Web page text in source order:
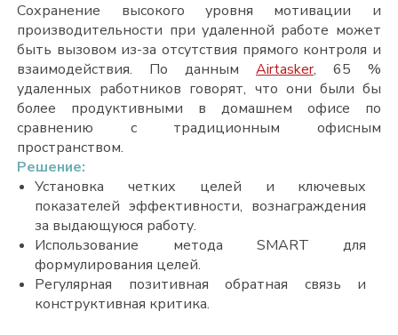
Сохранение высокого уровня мотивации и
производительности при удаленной работе может
быть вызовом из-за отсутствия прямого контроля и
взаимодействия. По данным Airtasker, 65 %
удаленных работников говорят, что они были бы
более продуктивными в домашнем офисе по
сравнению с традиционным офисным
пространством.
Решение:
Установка четких целей и ключевых
показателей эффективности, вознаграждения
за выдающуюся работу.
Использование метода SMART для
формулирования целей.
Регулярная позитивная обратная связь и
конструктивная критика.